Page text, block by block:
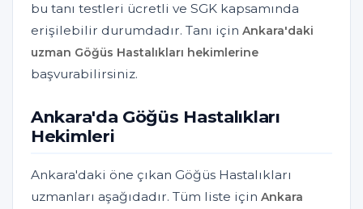
bu tanı testleri ücretli ve SGK kapsamında
erişilebilir durumdadır. Tanı için Ankara'daki
uzman Göğüs Hastalıkları hekimlerine
başvurabilirsiniz.
Ankara'da Göğüs Hastalıkları
Hekimleri
Ankara'daki öne çıkan Göğüs Hastalıkları
uzmanları aşağıdadır. Tüm liste için Ankara